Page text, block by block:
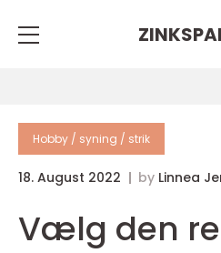
Hobby / syning / strik
18. August 2022 by Linnea
Vælg den